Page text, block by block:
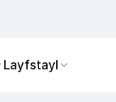
Layfstayl